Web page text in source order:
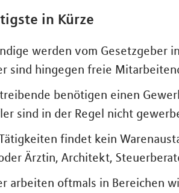
in Kürze
werden vom Gesetzgeber
sind hingegen freie
benötigen einen
sind in der Regel nicht
findet kein
Ärztin, Architekt,
arbeiten oftmals in Bereichen